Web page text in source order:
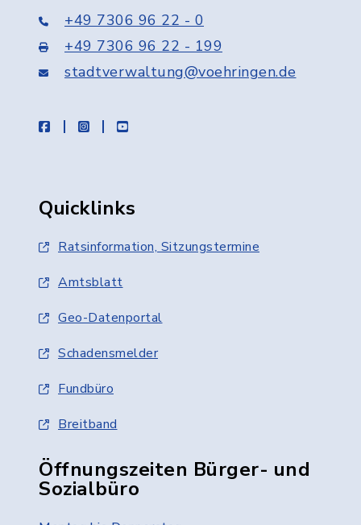
+49 7306 96 22 - 0
+49 7306 96 22 - 199
stadtverwaltung@voehringen.de
facebookinstagramyoutube
Quicklinks
Ratsinformation, Sitzungstermine
Amtsblatt
Geo-Datenportal
Schadensmelder
Fundbüro
Breitband
Öffnungszeiten Bürger- und
Sozialbüro